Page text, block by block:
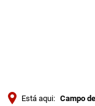
Está aqui: Campo